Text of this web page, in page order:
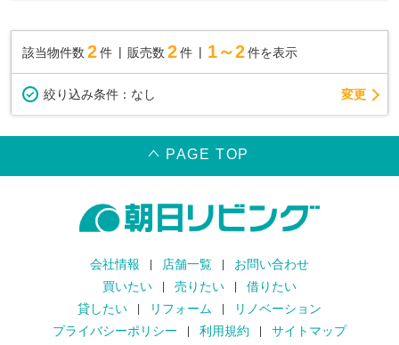
該当物件数 2件 販売数 2 件 1～2 件を表示
絞り込み条件： なし 変更
PAGE TOP
会社情報 店舗一覧
お問い合わせ
買いたい
売りたい
借りたい
貸したい
リフォーム
リノベーション
プライバシーポリシー
利用規約 サイトマップ